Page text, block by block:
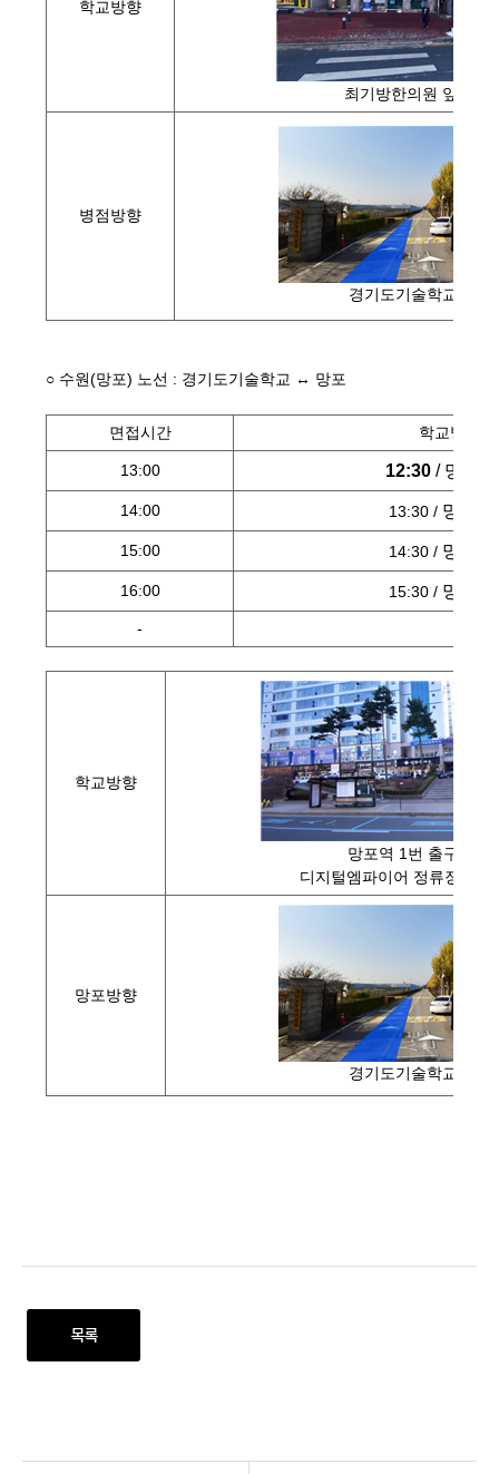
학교방향
최기방한의원 앞
병점방향
경기도기술학교
○ 수원(망포) 노선 : 경기도기술학교 ↔ 망포
면접시간 학교방향
13:00 12:30 / 망포
14:00 13:30 / 망포
15:00 14:30 / 망포
16:00 15:30 / 망포
-
학교방향
망포역 1번 출구
디지털엠파이어 정류장(뒷
망포방향
경기도기술학교
목록